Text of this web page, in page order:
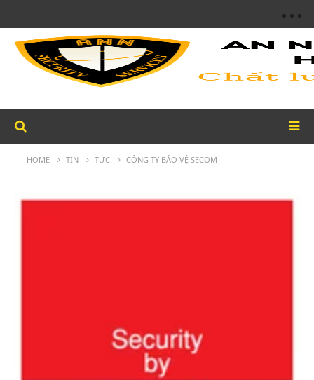
HOME TIN TỨC CÔNG TY BẢO VỆ SECOM